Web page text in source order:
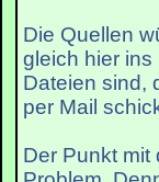
Die Quellen
gleich hier
Dateien sind,
per Mail
Der Punkt mit